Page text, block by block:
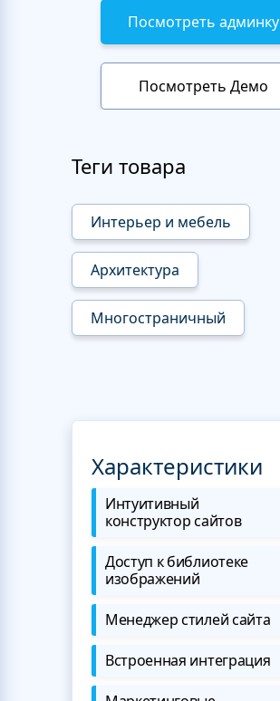
Посмотреть админку
Посмотреть Демо
Теги товара
Интерьер и мебель
Архитектура
Многостраничный
Характеристики
Интуитивный
конструктор сайтов
Доступ к библиотеке
изображений
Менеджер стилей сайта
Встроенная интеграция